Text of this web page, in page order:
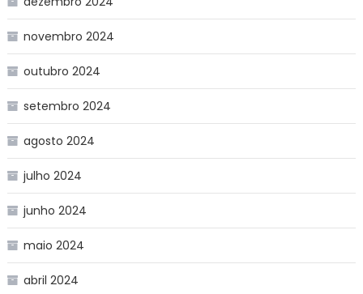
novembro 2024
outubro 2024
setembro 2024
agosto 2024
julho 2024
junho 2024
maio 2024
abril 2024